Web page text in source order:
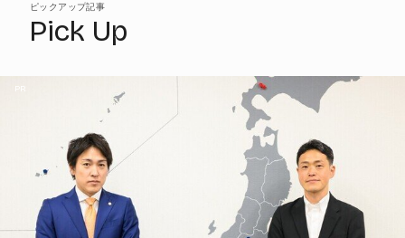
ピックアップ記事
Pick Up
PR